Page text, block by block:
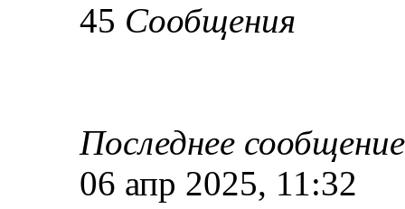
45 Сообщения
Последнее сообщение
06 апр 2025, 11:32